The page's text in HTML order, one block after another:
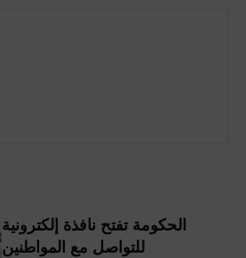
الحكومة تفتح نافذة إلكترونية
للتواصل مع المواطنين